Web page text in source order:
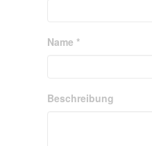
Name *
Beschreibung